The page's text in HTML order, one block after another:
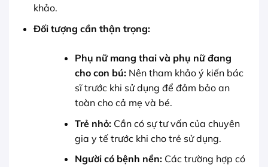
khảo.
Đối tượng cần thận trọng:
Phụ nữ mang thai và phụ nữ đang
cho con bú:Nên tham khảo ý kiến bác
sĩ trước khi sử dụng để đảm bảo an
toàn cho cả mẹ và bé.
Trẻ nhỏ:Cần có sự tư vấn của chuyên
gia y tế trước khi cho trẻ sử dụng.
Người có bệnh nền:Các trường hợp có